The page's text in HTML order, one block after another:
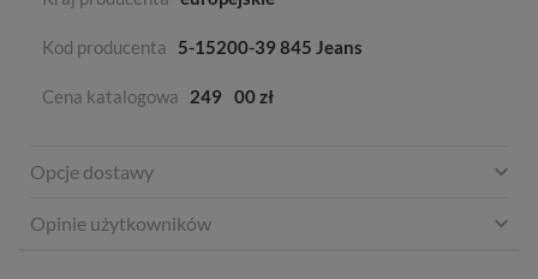
Kod producenta 5-15200-39 845 Jeans
Cena katalogowa 249 00 zł
Opcje dostawy
Opinie użytkowników